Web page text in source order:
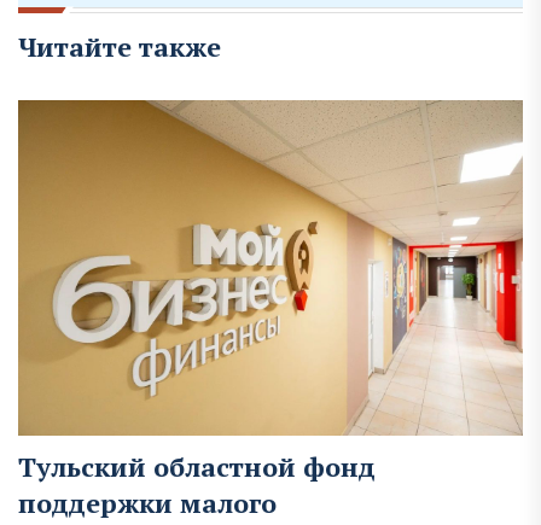
Читайте также
Тульский областной фонд
поддержки малого